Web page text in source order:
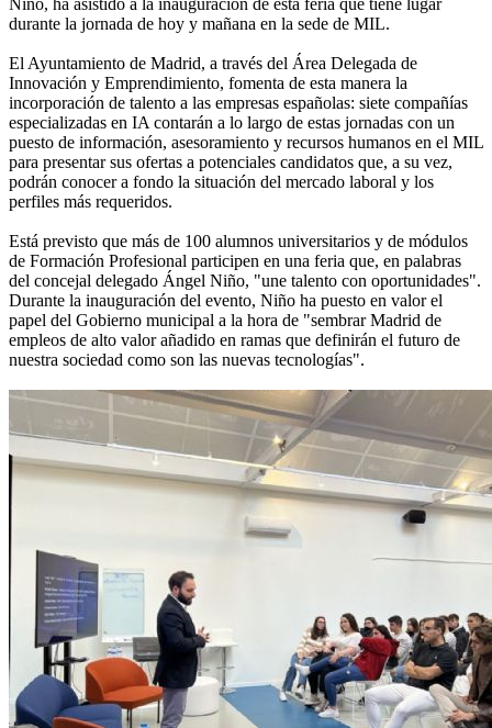
Niño, ha asistido a la inauguración de esta feria que tiene lugar
durante la jornada de hoy y mañana en la sede de MIL.
El Ayuntamiento de Madrid, a través del Área Delegada de
Innovación y Emprendimiento, fomenta de esta manera la
incorporación de talento a las empresas españolas: siete compañías
especializadas en IA contarán a lo largo de estas jornadas con un
puesto de información, asesoramiento y recursos humanos en el MIL
para presentar sus ofertas a potenciales candidatos que, a su vez,
podrán conocer a fondo la situación del mercado laboral y los
perfiles más requeridos.
Está previsto que más de 100 alumnos universitarios y de módulos
de Formación Profesional participen en una feria que, en palabras
del concejal delegado Ángel Niño, "une talento con oportunidades".
Durante la inauguración del evento, Niño ha puesto en valor el
papel del Gobierno municipal a la hora de "sembrar Madrid de
empleos de alto valor añadido en ramas que definirán el futuro de
nuestra sociedad como son las nuevas tecnologías".